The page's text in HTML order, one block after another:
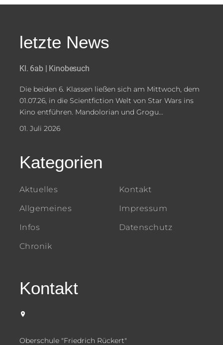
letzte News
Kl. 6ab | Kinobesuch
Die beiden 6. Klassen ließen sich am Mittwoch, dem
01.07.26, in die Scientfiction Welt von Star Wars ins
Kino entführen. Mandolorian und Grogu...
01. Juli 2026
Kategorien
Aktuelles
Allgemeines
Infos
Chronik
Kontakt
Impressum
Datenschutz
Kontakt
Oberschule "Friedrich Rückert"